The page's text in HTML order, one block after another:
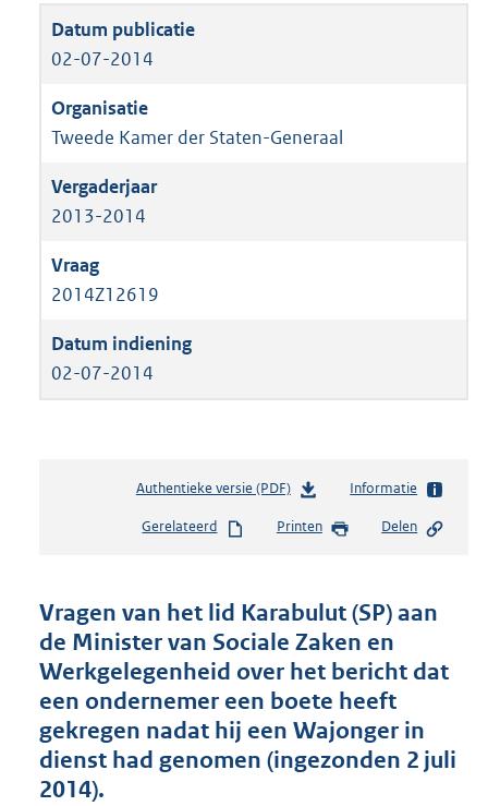
02-07-2014
Tweede Kamer der Staten-Generaal
2013-2014
2014Z12619
02-07-2014
Authentieke versie (PDF)b
s
n
d
s
g
r
o
t
Informatie
Gerelateerd Printen Delen
Vragen van het lid Karabulut (SP) aan
de Minister van Sociale Zaken en
Werkgelegenheid over het bericht dat
een ondernemer een boete heeft
gekregen nadat hij een Wajonger in
dienst had genomen (ingezonden 2 juli
2014).